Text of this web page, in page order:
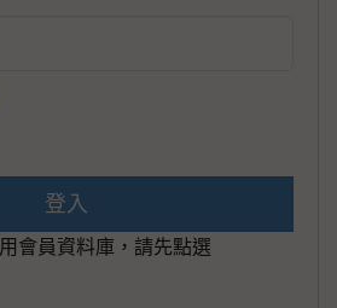
登入
會員資料庫，請先點選